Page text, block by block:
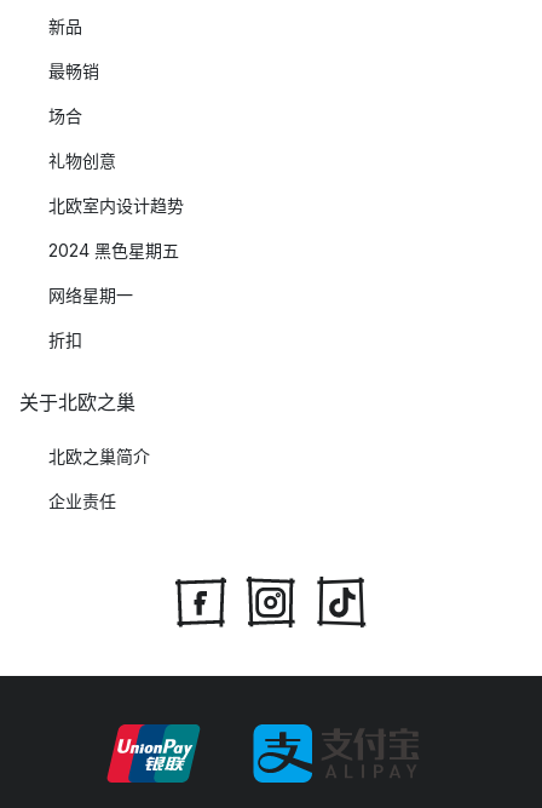
新品
最畅销
场合
礼物创意
北欧室内设计趋势
2024 黑色星期五
网络星期一
折扣
关于北欧之巢
北欧之巢简介
企业责任